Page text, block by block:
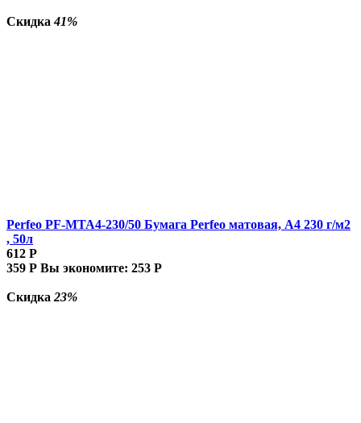
Скидка41%
Perfeo PF-MTA4-230/50 Бумага Perfeo матовая, А4 230 г/м2
, 50л
612 Р
359 Р Вы экономите: 253 Р
Скидка 23%